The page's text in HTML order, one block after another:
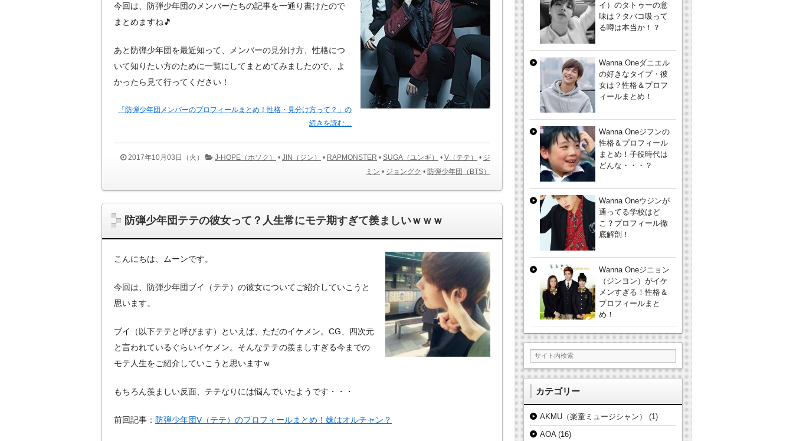
今回は、防弾少年団のメンバーたちの記事を一通り書けたので
まとめますね🎵
あと防弾少年団を最近知って、メンバーの見分け方、性格につ
いて知りたい方のために一覧にしてまとめてみましたので、よ
かったら見て行ってください！
「防弾少年団メンバーのプロフィールまとめ！性格・見分け方って？」の
続きを読む…
2017年10月03日（火） J-HOPE（ホソク） • JIN（ジン） • RAPMONSTER • SUGA（ユンギ） • V（テテ） • ジ
ミン • ジョングク • 防弾少年団（BTS）
防弾少年団テテの彼女って？人生常にモテ期すぎて羨ましいｗｗｗ
こんにちは、ムーンです。
今回は、防弾少年団ブイ（テテ）の彼女についてご紹介していこうと
思います。
ブイ（以下テテと呼びます）といえば、ただのイケメン。CG、四次元
と言われているぐらいイケメン。そんなテテの羨ましすぎる今までの
モテ人生をご紹介していこうと思いますｗ
もちろん羨ましい反面、テテなりには悩んでいたようです・・・
前回記事： 防弾少年団V（テテ）のプロフィールまとめ！妹はオルチャン？
イ）のタトゥーの意
味は？タバコ吸って
る噂は本当か！？
Wanna Oneダニエル
の好きなタイプ・彼
女は？性格＆プロフ
ィールまとめ！
Wanna Oneジフンの
性格＆プロフィール
まとめ！子役時代は
どんな・・・？
Wanna Oneウジンが
通ってる学校はど
こ？プロフィール徹
底解剖！
Wanna Oneジニョン
（ジンヨン）がイケ
メンすぎる！性格＆
プロフィールまと
め！
カテゴリー
AKMU（楽童ミュージシャン）
(1)
AOA(16)